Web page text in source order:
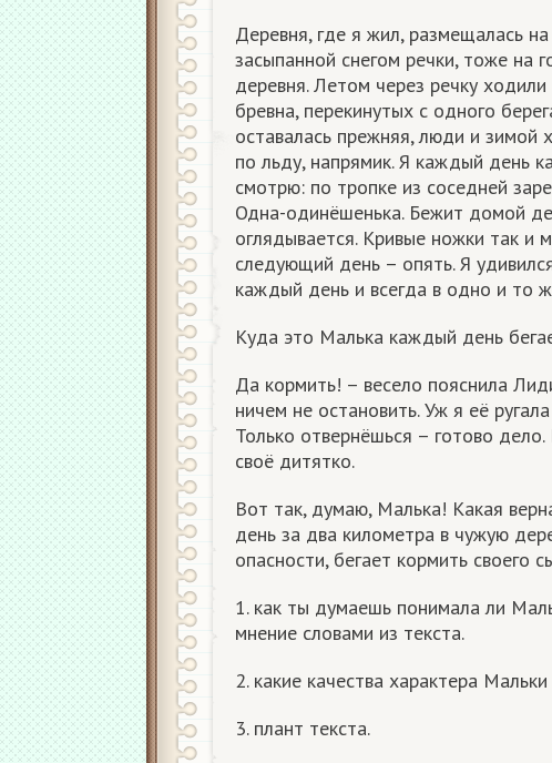
Деревня, где я жил, размещалась
засыпанной снегом речки, тоже на
деревня. Летом через речку
бревна, перекинутых с одного
оставалась прежняя, люди и
по льду, напрямик. Я каждый день
смотрю: по тропке из соседней
Одна-одинёшенька. Бежит домой
оглядывается. Кривые ножки так и
следующий день – опять. Я
каждый день и всегда в одно и то
Куда это Малька каждый день
Да кормить! – весело пояснила
ничем не остановить. Уж я её
Только отвернёшься – готово
своё дитятко.
Вот так, думаю, Малька! Какая
день за два километра в чужую
опасности, бегает кормить своего
1. как ты думаешь понимала ли
мнение словами из текста.
2. какие качества характера
3. плант текста.